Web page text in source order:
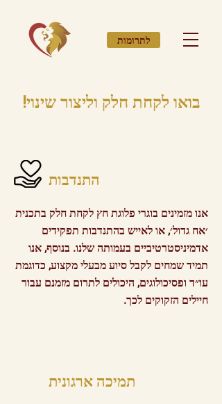
לתרומות
!בואו לקחת חלק וליצור שינוי
התנדבות
אנו מזמינים בוגרי פלוגת חץ לקחת חלק בתכנית
׳אח גדול׳, או לאייש בהתנדבות תפקידים
אדמיניסטרטיביים בעמותה שלנו. בנוסף, אנו
תמיד שמחים לקבל סיוע מבעלי מקצוע, כדוגמת
עו״ד ופסיכולוגים, היכולים לתרום מזמנם עבור
חיילים הזקוקים לכך.
תמיכה ארגונית